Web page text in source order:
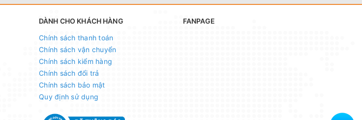
DÀNH CHO KHÁCH HÀNG
Chính sách thanh toán
Chính sách vận chuyển
Chính sách kiểm hàng
Chính sách đổi trả
Chính sách bảo mật
Quy định sử dụng
FANPAGE